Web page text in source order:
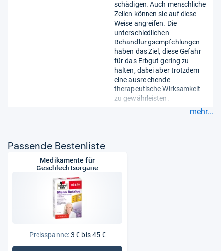
schädigen. Auch menschliche
Zellen können sie auf diese
Weise angreifen. Die
unterschiedlichen
Behandlungsempfehlungen
haben das Ziel, diese Gefahr
für das Erbgut gering zu
halten, dabei aber trotzdem
eine ausreichende
therapeutische Wirksamkeit
zu gewährleisten.
mehr...
Pas­sende Bes­ten­liste
Medikamente für
Geschlechtsorgane
Preisspanne:3 € bis 45 €